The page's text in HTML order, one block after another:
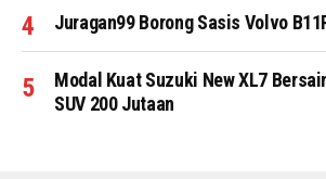
Juragan99 Borong Sasis Volvo
Modal Kuat Suzuki New XL7
SUV 200 Jutaan